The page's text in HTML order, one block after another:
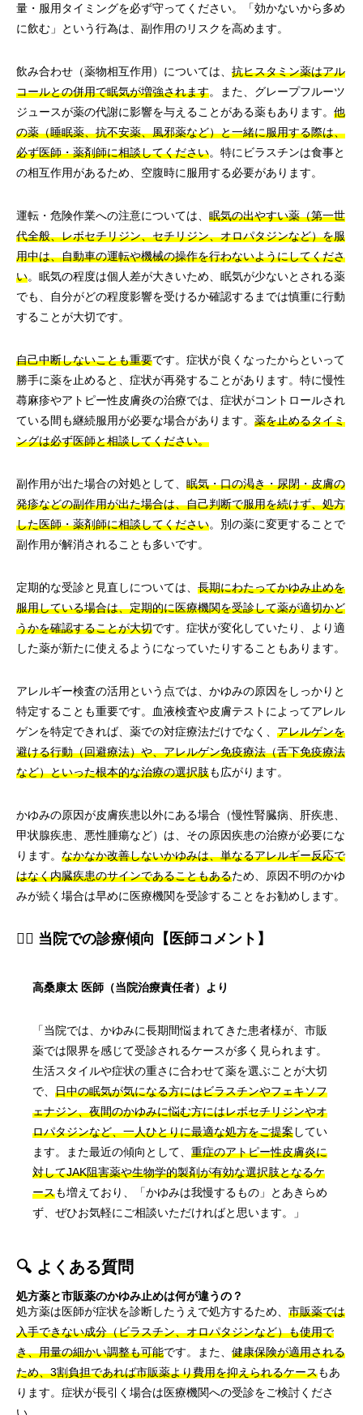
量・服用タイミングを必ず守ってください。「効かないから多め
に飲む」という行為は、副作用のリスクを高めます。
飲み合わせ（薬物相互作用）については、 抗ヒスタミン薬はアル
コールとの併用で眠気が増強されます。また、グレープフルーツ
ジュースが薬の代謝に影響を与えることがある薬もあります。 他
の薬（睡眠薬、抗不安薬、風邪薬など）と一緒に服用する際は、
必ず医師・薬剤師に相談してください。特にビラスチンは食事と
の相互作用があるため、空腹時に服用する必要があります。
運転・危険作業への注意については、 眠気の出やすい薬（第一世
代全般、レボセチリジン、セチリジン、オロパタジンなど）を服
用中は、自動車の運転や機械の操作を行わないようにしてくださ
い。眠気の程度は個人差が大きいため、眠気が少ないとされる薬
でも、自分がどの程度影響を受けるか確認するまでは慎重に行動
することが大切です。
自己中断しないことも重要です。症状が良くなったからといって
勝手に薬を止めると、症状が再発することがあります。特に慢性
蕁麻疹やアトピー性皮膚炎の治療では、症状がコントロールされ
ている間も継続服用が必要な場合があります。 薬を止めるタイミ
ングは必ず医師と相談してください。
副作用が出た場合の対処として、 眠気・口の渇き・尿閉・皮膚の
発疹などの副作用が出た場合は、自己判断で服用を続けず、処方
した医師・薬剤師に相談してください。別の薬に変更することで
副作用が解消されることも多いです。
定期的な受診と見直しについては、 長期にわたってかゆみ止めを
服用している場合は、定期的に医療機関を受診して薬が適切かど
うかを確認することが大切です。症状が変化していたり、より適
した薬が新たに使えるようになっていたりすることもあります。
アレルギー検査の活用という点では、かゆみの原因をしっかりと
特定することも重要です。血液検査や皮膚テストによってアレル
ゲンを特定できれば、薬での対症療法だけでなく、 アレルゲンを
避ける行動（回避療法）や、アレルゲン免疫療法（舌下免疫療法
など）といった根本的な治療の選択肢も広がります。
かゆみの原因が皮膚疾患以外にある場合（慢性腎臓病、肝疾患、
甲状腺疾患、悪性腫瘍など）は、その原因疾患の治療が必要にな
ります。 なかなか改善しないかゆみは、単なるアレルギー反応で
はなく内臓疾患のサインであることもあるため、原因不明のかゆ
みが続く場合は早めに医療機関を受診することをお勧めします。
👨‍⚕️ 当院での診療傾向【医師コメント】
高桑康太 医師（当院治療責任者）より
「当院では、かゆみに長期間悩まれてきた患者様が、市販
薬では限界を感じて受診されるケースが多く見られます。
生活スタイルや症状の重さに合わせて薬を選ぶことが大切
で、 日中の眠気が気になる方にはビラスチンやフェキソフ
ェナジン、夜間のかゆみに悩む方にはレボセチリジンやオ
ロパタジンなど、一人ひとりに最適な処方をご提案してい
ます。また最近の傾向として、 重症のアトピー性皮膚炎に
対してJAK阻害薬や生物学的製剤が有効な選択肢となるケ
ースも増えており、「かゆみは我慢するもの」とあきらめ
ず、ぜひお気軽にご相談いただければと思います。」
🔍 よくある質問
処方薬と市販薬のかゆみ止めは何が違うの？
処方薬は医師が症状を診断したうえで処方するため、 市販薬では
入手できない成分（ビラスチン、オロパタジンなど）も使用で
き、用量の細かい調整も可能です。また、 健康保険が適用される
ため、3割負担であれば市販薬より費用を抑えられるケースもあ
ります。症状が長引く場合は医療機関への受診をご検討くださ
い。